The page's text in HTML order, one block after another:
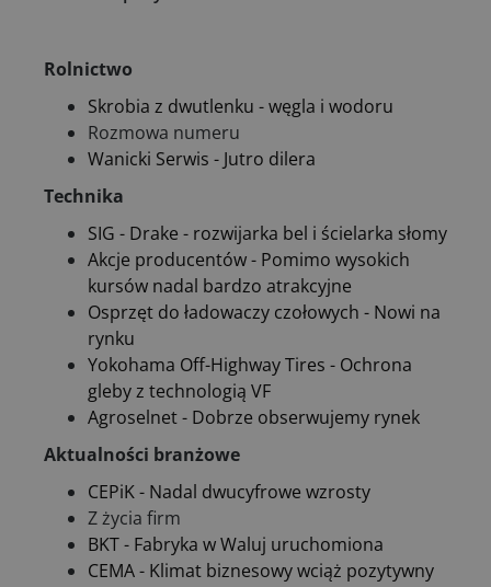
Rolnictwo
Skrobia z dwutlenku - węgla i wodoru
Rozmowa numeru
Wanicki Serwis - Jutro dilera
Technika
SIG - Drake - rozwijarka bel i ścielarka słomy
Akcje producentów - Pomimo wysokich
kursów nadal bardzo atrakcyjne
Osprzęt do ładowaczy czołowych - Nowi na
rynku
Yokohama Off-Highway Tires - Ochrona
gleby z technologią VF
Agroselnet - Dobrze obserwujemy rynek
Aktualności branżowe
CEPiK - Nadal dwucyfrowe wzrosty
Z życia firm
BKT - Fabryka w Waluj uruchomiona
CEMA - Klimat biznesowy wciąż pozytywny